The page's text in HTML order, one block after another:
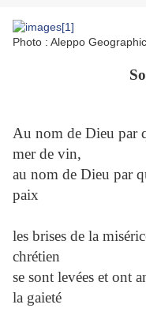
Photo : Aleppo Geographic
Au nom de Dieu par
mer de vin,
au nom de Dieu par
paix
les brises de la
chrétien
se sont levées et ont
la gaieté